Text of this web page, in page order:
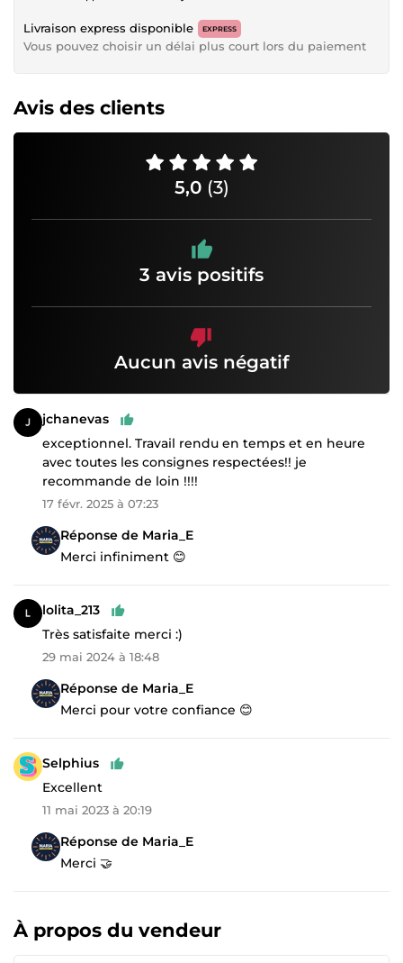
Livraison express disponible EXPRESS
Vous pouvez choisir un délai plus court lors du paiement
Avis des clients
5,0 (3)
3 avis positifs
Aucun avis négatif
jchanevas
exceptionnel. Travail rendu en temps et en heure
avec toutes les consignes respectées!! je
recommande de loin !!!!
17 févr. 2025 à 07:23
Réponse de Maria_E
Merci infiniment 😊
lolita_213
Très satisfaite merci :)
29 mai 2024 à 18:48
Réponse de Maria_E
Merci pour votre confiance 😊
Selphius
Excellent
11 mai 2023 à 20:19
Réponse de Maria_E
Merci 🤝
À propos du vendeur